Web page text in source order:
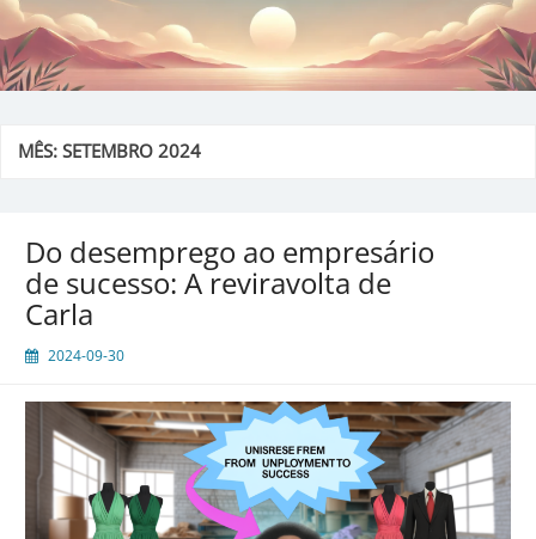
MÊS:SETEMBRO 2024
Do desemprego ao empresário
de sucesso: A reviravolta de
Carla
2024-09-30